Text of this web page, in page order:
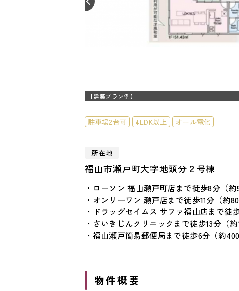
【建築プラン例】
駐車場2台可 4LDK以上 オール電化
所在地
福山市瀬戸町大字地頭分２号棟
・ローソン 福山瀬戸町店まで徒歩8分（約
・オンリーワン 瀬戸店まで徒歩11分（約
・ドラッグセイムス サファ福山店まで徒歩
・さいきじんクリニックまで徒歩13分（約
・福山瀬戸簡易郵便局まで徒歩6分（約
物件概要